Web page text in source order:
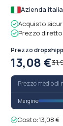
Azienda
Acquisto
Prezzo
Prezzo
13,08 €
Prezzo medio di
Margine
Costo:13,08 €